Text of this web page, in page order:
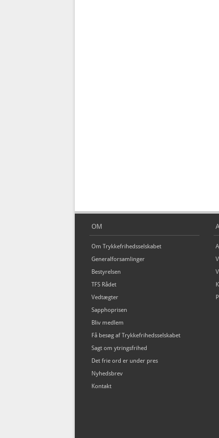
OM
Om Trykkefrihedsselskabet
Generalforsamlinger
Bestyrelsen
TFS Rådet
Vedtægter
Sapphoprisen
Bliv medlem
Få besøg af Trykkefrihedsselskabet
Sagt om ytringsfrihed
Det frie ord er under pres
Nyhedsbrev
Kontakt